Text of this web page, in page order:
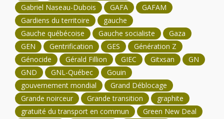
Gabriel Naseau-Dubois
GAFA
GAFAM
Gardiens du territoire
gauche
Gauche québécoise
Gauche socialiste
Gaza
GEN
Gentrification GES
Génération Z
Génocide
Gérald Fillion GIEC Gitxsan
GN
GND
GNL-Québec
Gouin
gouvernement mondial
Grand Déblocage
Grande noirceur
Grande transition
graphite
gratuité du transport en commun
Green New Deal